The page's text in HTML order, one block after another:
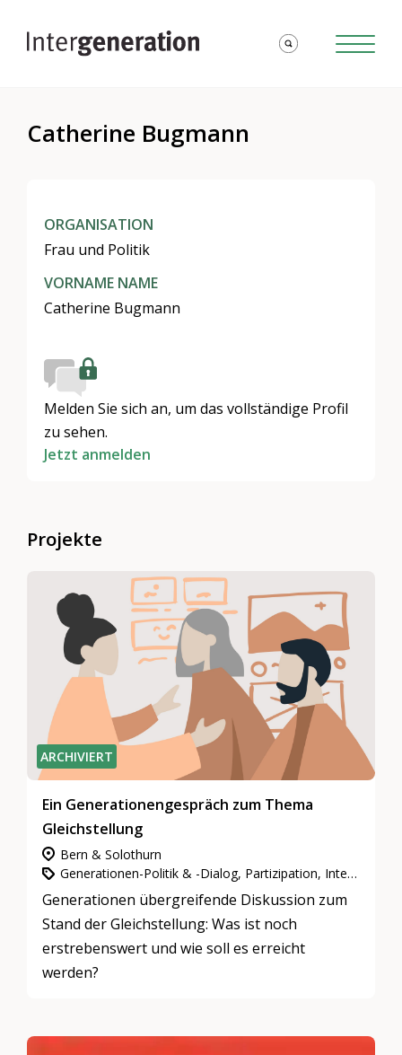
Catherine Bugmann
ORGANISATION
Frau und Politik
VORNAME NAME
Catherine Bugmann
Melden Sie sich an, um das vollständige Profil
zu sehen.
Jetzt anmelden
Projekte
ARCHIVIERT
Ein Generationengespräch zum Thema
Gleichstellung
Bern & Solothurn
Generationen-Politik & -Dialog, Partizipation, Integration & Inklusion
Generationen übergreifende Diskussion zum
Stand der Gleichstellung: Was ist noch
erstrebenswert und wie soll es erreicht
werden?